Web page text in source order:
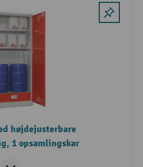
højdejusterbare
1 opsamlingskar